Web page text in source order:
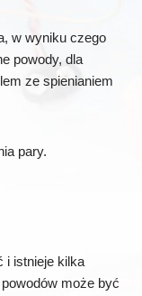
w wyniku czego
powody, dla
ze spienianiem
pary.
i istnieje kilka
może być